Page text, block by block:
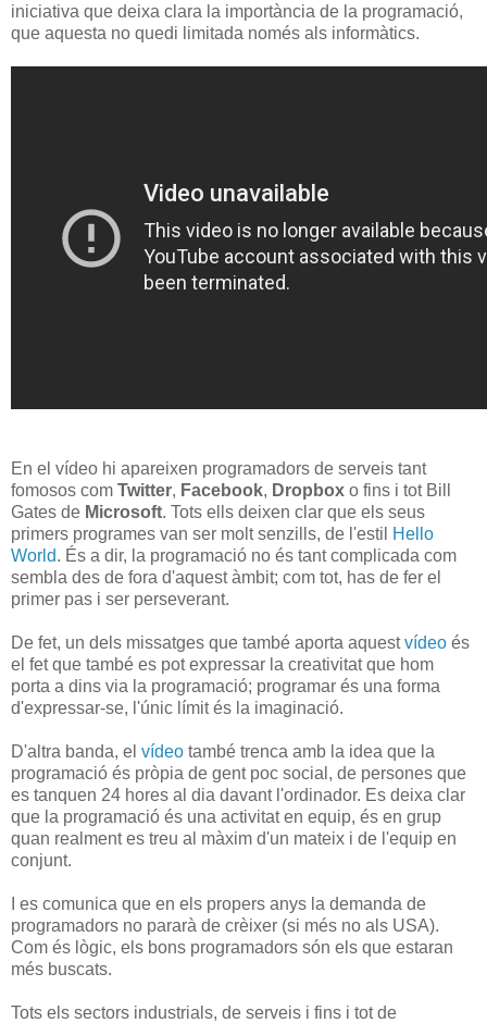
iniciativa que deixa clara la importància de la programació,
que aquesta no quedi limitada només als informàtics.
En el vídeo hi apareixen programadors de serveis tant
fomosos com Twitter, Facebook, Dropbox o fins i tot Bill
Gates de Microsoft. Tots ells deixen clar que els seus
primers programes van ser molt senzills, de l'estil
Hello
World. És a dir, la programació no és tant complicada com
sembla des de fora d'aquest àmbit; com tot, has de fer el
primer pas i ser perseverant.
De fet, un dels missatges que també aporta aquestvídeo és
el fet que també es pot expressar la creativitat que hom
porta a dins via la programació; programar és una forma
d'expressar-se, l'únic límit és la imaginació.
D'altra banda, el vídeo també trenca amb la idea que la
programació és pròpia de gent poc social, de persones que
es tanquen 24 hores al dia davant l'ordinador. Es deixa clar
que la programació és una activitat en equip, és en grup
quan realment es treu al màxim d'un mateix i de l'equip en
conjunt.
I es comunica que en els propers anys la demanda de
programadors no pararà de crèixer (si més no als USA).
Com és lògic, els bons programadors són els que estaran
més buscats.
Tots els sectors industrials, de serveis i fins i tot de